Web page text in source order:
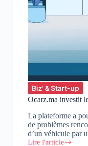
Biz' & Start-up
Ocarz.ma investit
La plateforme a
de problèmes
d’un véhicule par
Lire l'article